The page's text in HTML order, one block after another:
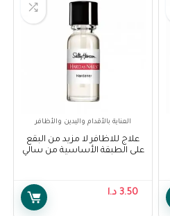
العناية بالأقدام واليدين والأظافر
علاج للاظافر لا مزيد من البقع
على الطبقة الأساسية من سالي
3.50 د.ا